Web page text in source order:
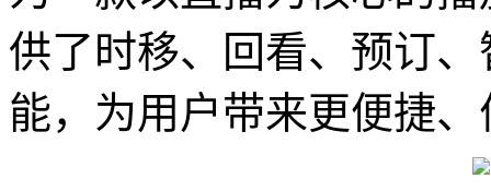
供了时移、回看、预订
能，为用户带来更便捷